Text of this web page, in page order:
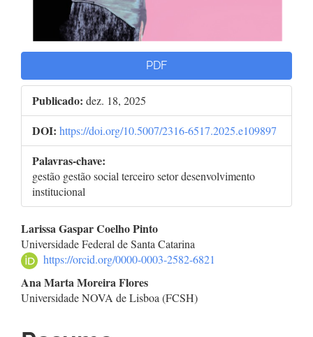
PDF
Publicado: dez. 18, 2025
DOI: https://doi.org/10.5007/2316-6517.2025.e109897
Palavras-chave:
gestão gestão social terceiro setor desenvolvimento
institucional
Conteúdo
do
artigo
principal
Larissa Gaspar Coelho Pinto
Universidade Federal de Santa Catarina
https://orcid.org/0000-0003-2582-6821
Ana Marta Moreira Flores
Universidade NOVA de Lisboa (FCSH)